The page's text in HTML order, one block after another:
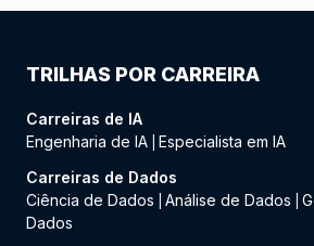
TRILHAS POR CARREIRA
Carreiras de IA
Engenharia de IA Especialista em IA
Carreiras de Dados
Ciência de Dados
Análise de Dados
Dados